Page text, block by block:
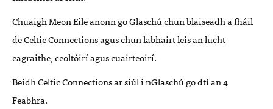
Chuaigh Meon Eile anonn go Glaschú chun blaiseadh a fháil
de Celtic Connections agus chun labhairt leis an lucht
eagraithe, ceoltóirí agus cuairteoirí.
Beidh Celtic Connections ar siúl i nGlaschú go dtí an 4
Feabhra.